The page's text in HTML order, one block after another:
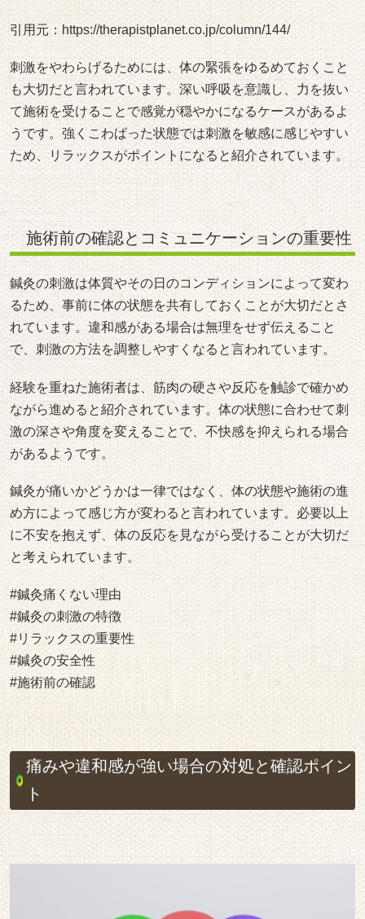
引用元： https://therapistplanet.co.jp/column/144/
刺激をやわらげるためには、体の緊張をゆるめておくこと
も大切だと言われています。深い呼吸を意識し、力を抜い
て施術を受けることで感覚が穏やかになるケースがあるよ
うです。強くこわばった状態では刺激を敏感に感じやすい
ため、リラックスがポイントになると紹介されています。
施術前の確認とコミュニケーションの重要性
鍼灸の刺激は体質やその日のコンディションによって変わ
るため、事前に体の状態を共有しておくことが大切だとさ
れています。違和感がある場合は無理をせず伝えること
で、刺激の方法を調整しやすくなると言われています。
経験を重ねた施術者は、筋肉の硬さや反応を触診で確かめ
ながら進めると紹介されています。体の状態に合わせて刺
激の深さや角度を変えることで、不快感を抑えられる場合
があるようです。
鍼灸が痛いかどうかは一律ではなく、体の状態や施術の進
め方によって感じ方が変わると言われています。必要以上
に不安を抱えず、体の反応を見ながら受けることが大切だ
と考えられています。
#鍼灸痛くない理由
#鍼灸の刺激の特徴
#リラックスの重要性
#鍼灸の安全性
#施術前の確認
痛みや違和感が強い場合の対処と確認ポイン
ト